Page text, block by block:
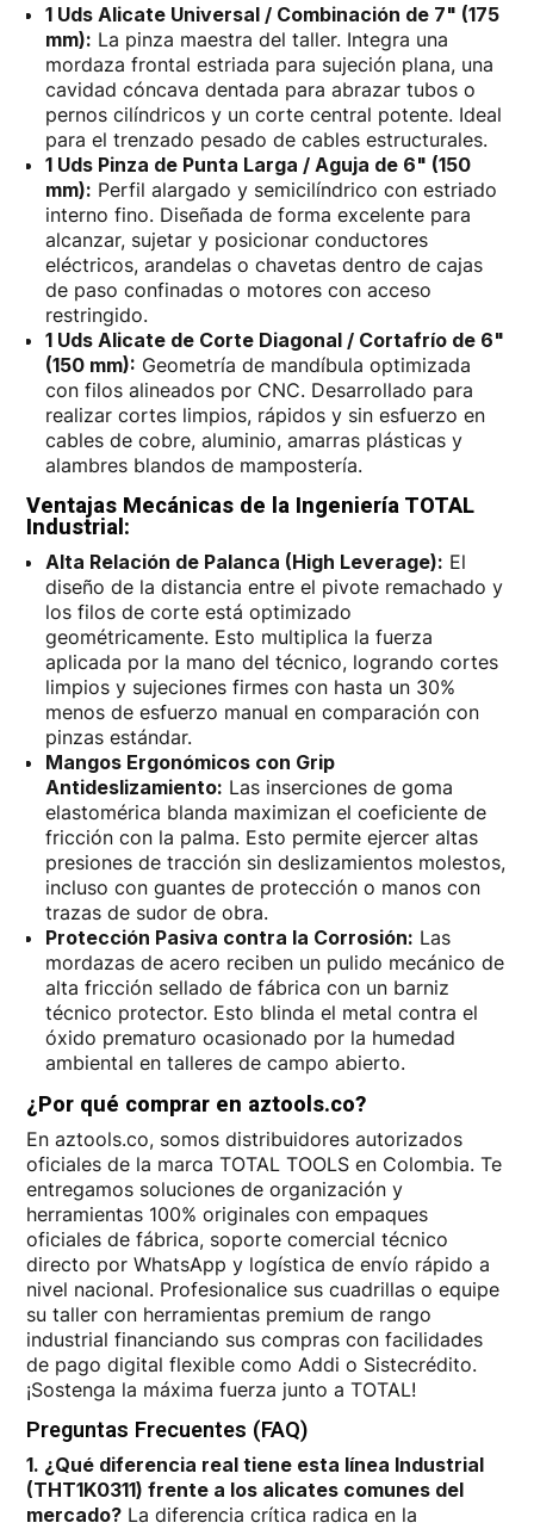
1 Uds Alicate Universal / Combinación de 7" (175
mm): La pinza maestra del taller. Integra una
mordaza frontal estriada para sujeción plana, una
cavidad cóncava dentada para abrazar tubos o
pernos cilíndricos y un corte central potente. Ideal
para el trenzado pesado de cables estructurales.
1 Uds Pinza de Punta Larga / Aguja de 6" (150
mm): Perfil alargado y semicilíndrico con estriado
interno fino. Diseñada de forma excelente para
alcanzar, sujetar y posicionar conductores
eléctricos, arandelas o chavetas dentro de cajas
de paso confinadas o motores con acceso
restringido.
1 Uds Alicate de Corte Diagonal / Cortafrío de 6"
(150 mm): Geometría de mandíbula optimizada
con filos alineados por CNC. Desarrollado para
realizar cortes limpios, rápidos y sin esfuerzo en
cables de cobre, aluminio, amarras plásticas y
alambres blandos de mampostería.
Ventajas Mecánicas de la Ingeniería TOTAL
Industrial:
Alta Relación de Palanca (High Leverage): El
diseño de la distancia entre el pivote remachado y
los filos de corte está optimizado
geométricamente. Esto multiplica la fuerza
aplicada por la mano del técnico, logrando cortes
limpios y sujeciones firmes con hasta un 30%
menos de esfuerzo manual en comparación con
pinzas estándar.
Mangos Ergonómicos con Grip
Antideslizamiento: Las inserciones de goma
elastomérica blanda maximizan el coeficiente de
fricción con la palma. Esto permite ejercer altas
presiones de tracción sin deslizamientos molestos,
incluso con guantes de protección o manos con
trazas de sudor de obra.
Protección Pasiva contra la Corrosión: Las
mordazas de acero reciben un pulido mecánico de
alta fricción sellado de fábrica con un barniz
técnico protector. Esto blinda el metal contra el
óxido prematuro ocasionado por la humedad
ambiental en talleres de campo abierto.
¿Por qué comprar en aztools.co?
En aztools.co, somos distribuidores autorizados
oficiales de la marca TOTAL TOOLS en Colombia. Te
entregamos soluciones de organización y
herramientas 100% originales con empaques
oficiales de fábrica, soporte comercial técnico
directo por WhatsApp y logística de envío rápido a
nivel nacional. Profesionalice sus cuadrillas o equipe
su taller con herramientas premium de rango
industrial financiando sus compras con facilidades
de pago digital flexible como Addi o Sistecrédito.
¡Sostenga la máxima fuerza junto a TOTAL!
Preguntas Frecuentes (FAQ)
1. ¿Qué diferencia real tiene esta línea Industrial
(THT1K0311) frente a los alicates comunes del
mercado?La diferencia crítica radica en la